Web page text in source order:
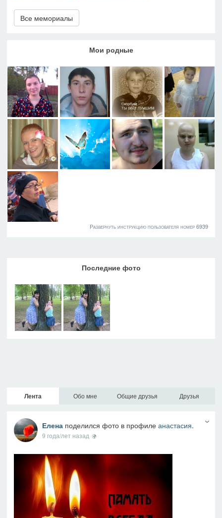
Все мемориалы
Мои родные
Развернуть инструкцию пользователя номер 6939
Последние фото
Лента Обо мне Общие друзья Друзья
Еленаподелился фото в профиле анастасия.
9 года/лет назад